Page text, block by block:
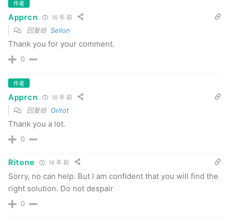
作者
Apprcn 16 年 前
回复给 Selion
Thank you for your comment.
0
作者
Apprcn 16 年 前
回复给 Oritot
Thank you a lot.
0
Ritone 16 年 前
Sorry, no can help. But I am confident that you will find the
right solution. Do not despair
0